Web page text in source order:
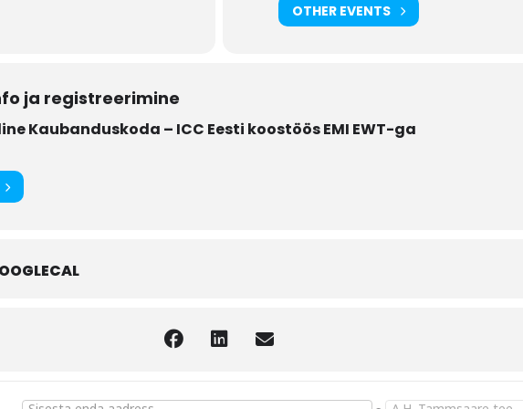
OTHER EVENTS
ja registreerimine
Kaubanduskoda – ICC Eesti koostöös EMI EWT-ga